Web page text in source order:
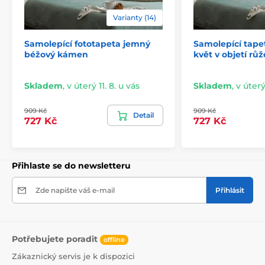
lepidlo je založeno na vodní bázi.
Před aplikací se ujistěte, že je stěna hladká, čistá a
zbavená mastnoty i prachu. Pro ideální výsledek
zvládne ho každý. Odstranění tapety je rovněž
podrobný návod.
Varianty (14)
Samolepící fototapeta jemný
béžový kámen
Skladem, v úterý 11. 8. u vás
909 Kč
727 Kč
Detail
Samolepící
květ v objetí
Skladem, v úterý
909 Kč
727 Kč
Přihlaste se do newsletteru
Zde napište váš e-mail Přihlásit
Potřebujete poradit offline
Zákaznický servis je k dispozici